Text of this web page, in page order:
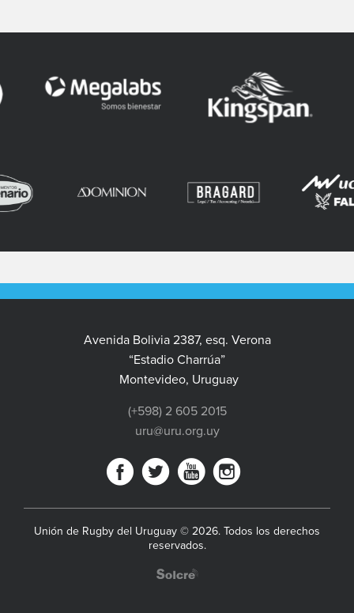
Avenida Bolivia 2387, esq. Verona
“Estadio Charrúa”
Montevideo, Uruguay
(+598) 2 605 2015
uru@uru.org.uy
Unión de Rugby del Uruguay © 2026. Todos los derechos
reservados.